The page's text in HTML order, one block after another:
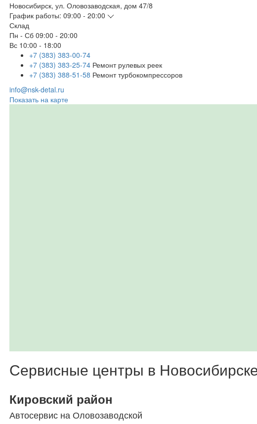
Новосибирск, ул. Оловозаводская, дом 47/8
График работы: 09:00 - 20:00
Склад
Пн - Сб 09:00 - 20:00
Вс 10:00 - 18:00
+7 (383) 383-00-74
+7 (383) 383-25-74 Ремонт рулевых реек
+7 (383) 388-51-58 Ремонт турбокомпрессоров
info@nsk-detal.ru
Показать на карте
Сервисные центры в
Кировский район
Автосервис на Оловозаводской